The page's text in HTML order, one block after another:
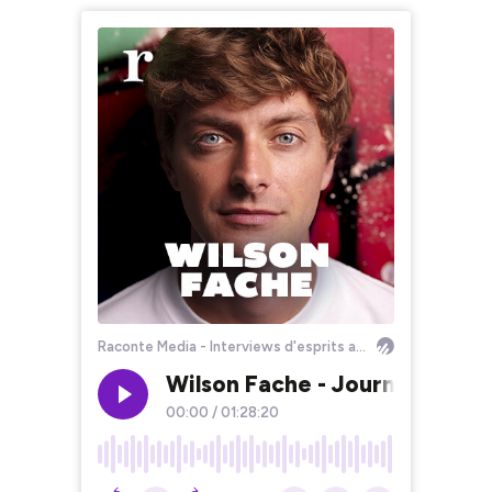
Raconte Media - Interviews d'esprits audacieux qui inspirent, bousculent et (re)façonnent le monde - Créatifs, entrepreneurs, influents,…
Wilson Fache - Journaliste
00:00 / 01:28:20